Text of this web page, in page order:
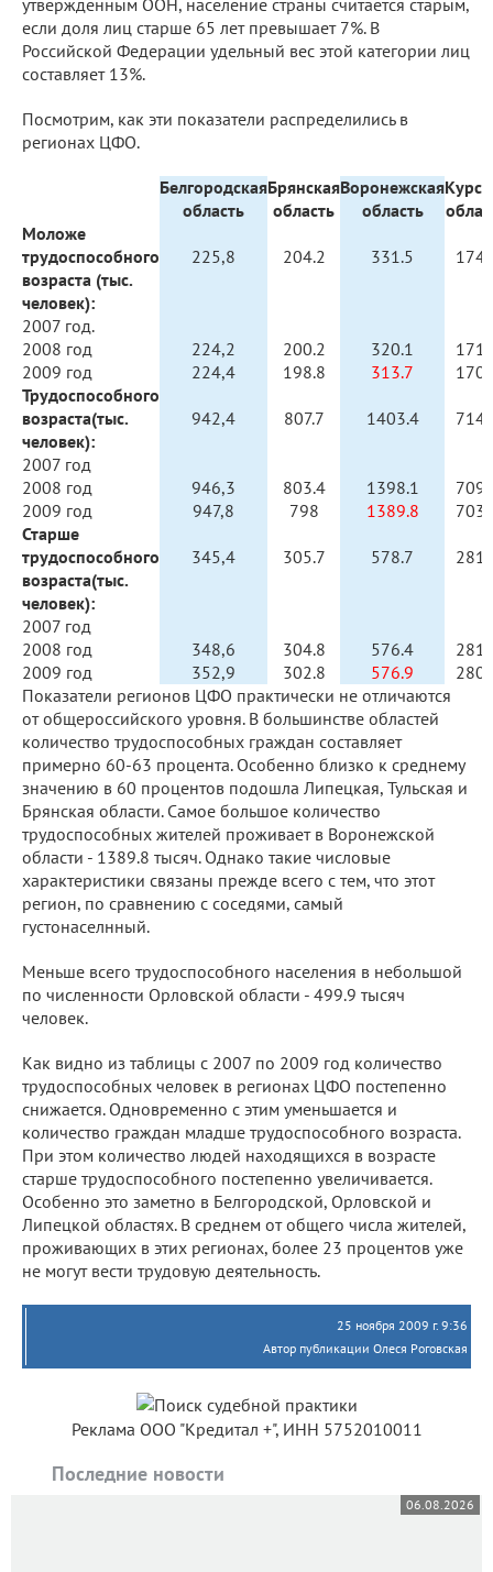
если доля лиц старше 65 лет превышает 7%. В
Российской Федерации удельный вес этой категории лиц
составляет 13%.
Посмотрим, как эти показатели распределились в
регионах ЦФО.
Белгородская
область
Брянская
область
Воронежская
область
Моложе
трудоспособного
возраста (тыс.
человек):
2007 год.
225,8 204.2 331.5
2008 год 224,2 200.2 320.1
2009 год
224,4 198.8 313.7
Трудоспособного
возраста(тыс.
человек):
2007 год
942,4 807.7 1403.4
2008 год 946,3 803.4 1398.1
2009 год
947,8 798 1389.8
Старше
трудоспособного
возраста(тыс.
человек):
2007 год
345,4 305.7 578.7
2008 год 348,6 304.8 576.4
2009 год
352,9 302.8 576.9
Показатели регионов ЦФО практически не отличаются
от общероссийского уровня. В большинстве областей
количество трудоспособных граждан составляет
примерно 60-63 процента. Особенно близко к среднему
значению в 60 процентов подошла Липецкая, Тульская и
Брянская области. Самое большое количество
трудоспособных жителей проживает в Воронежской
области - 1389.8 тысяч. Однако такие числовые
характеристики связаны прежде всего с тем, что этот
регион, по сравнению с соседями, самый
густонаселнный.
Меньше всего трудоспособного населения в небольшой
по численности Орловской области - 499.9 тысяч
человек.
Как видно из таблицы с 2007 по 2009 год количество
трудоспособных человек в регионах ЦФО постепенно
снижается. Одновременно с этим уменьшается и
количество граждан младше трудоспособного возраста.
При этом количество людей находящихся в возрасте
старше трудоспособного постепенно увеличивается.
Особенно это заметно в Белгородской, Орловской и
Липецкой областях. В среднем от общего числа жителей,
проживающих в этих регионах, более 23 процентов уже
не могут вести трудовую деятельность.
25 ноября 2009 г. 9:36
Автор публикации Олеся Роговская
Реклама ООО "Кредитал +", ИНН 5752010011
Последние новости
06.08.2026